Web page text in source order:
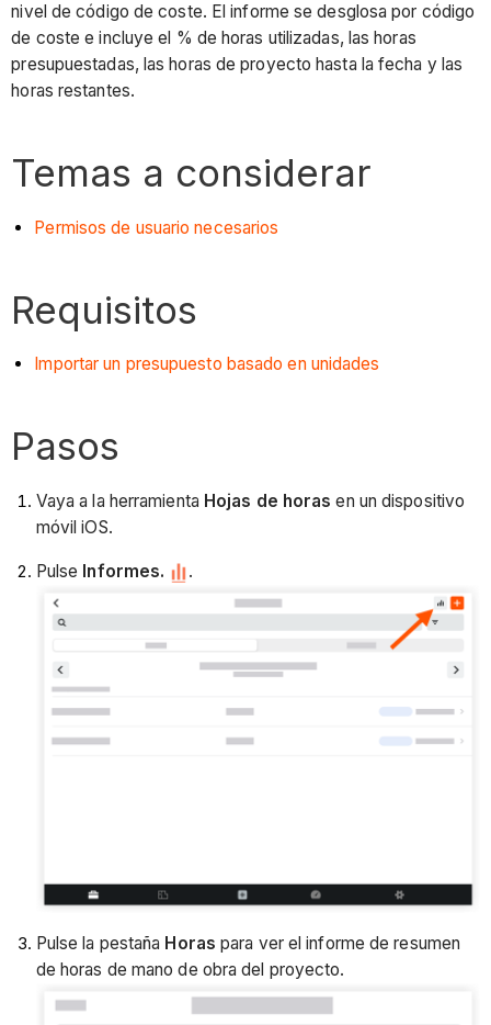
nivel de código de coste. El informe se desglosa por código
de coste e incluye el % de horas utilizadas, las horas
presupuestadas, las horas de proyecto hasta la fecha y las
horas restantes.
Temas a considerar
Permisos de usuario necesarios
Requisitos
Importar un presupuesto basado en unidades
Pasos
Vaya a la herramienta Hojas de horas en un dispositivo
móvil iOS.
Pulse Informes. .
Pulse la pestaña Horas para ver el informe de resumen
de horas de mano de obra del proyecto.